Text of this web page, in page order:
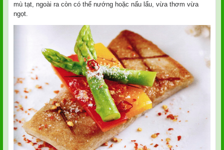
mù tạt, ngoài ra còn có thể nướng hoặc nấu lẩu, vừa thơm vừa
ngọt.